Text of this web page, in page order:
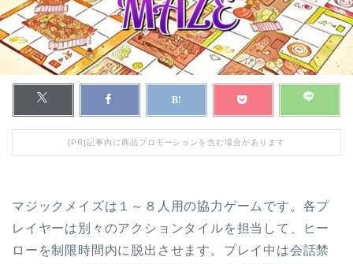
[PR]記事内に商品プロモーションを含む場合があります
マジックメイズは１～８人用の協力ゲームです。各プ
レイヤーは別々のアクションタイルを担当して、ヒー
ローを制限時間内に脱出させます。プレイ中は会話禁